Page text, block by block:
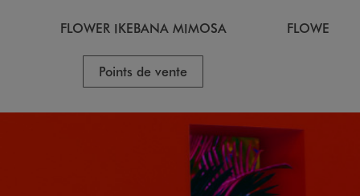
FLOWER IKEBANA MIMOSA
Points de vente
FLOWER